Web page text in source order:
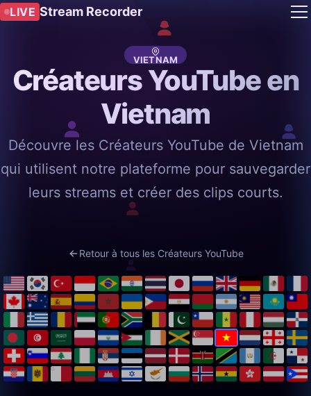
LIVE Stream Recorder
VIETNAM
Créateurs YouTube en
Vietnam
Découvre les Créateurs YouTube de Vietnam
qui utilisent notre plateforme pour sauvegarder
leurs streams et créer des clips courts.
Retour à tous les Créateurs YouTube